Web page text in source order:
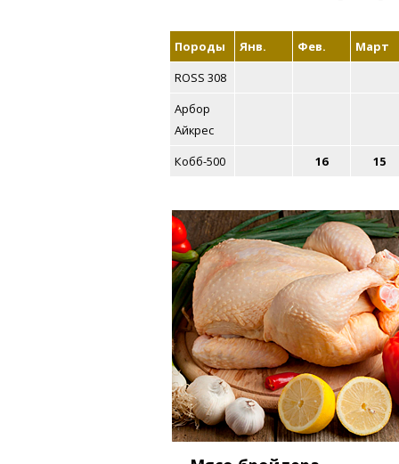
Породы Янв. Фев.
Март
ROSS 308
Арбор
Айкрес
Кобб-500
16 15